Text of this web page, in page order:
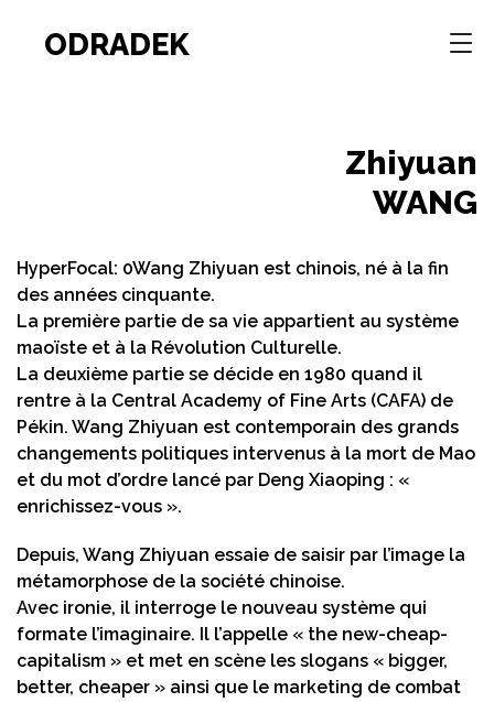
ODRADEK
Zhiyuan
WANG
HyperFocal: 0Wang Zhiyuan est chinois, né à la fin
des années cinquante.
La première partie de sa vie appartient au système
maoïste et à la Révolution Culturelle.
La deuxième partie se décide en 1980 quand il
rentre à la Central Academy of Fine Arts (CAFA) de
Pékin. Wang Zhiyuan est contemporain des grands
changements politiques intervenus à la mort de Mao
et du mot d’ordre lancé par Deng Xiaoping : «
enrichissez-vous ».
Depuis, Wang Zhiyuan essaie de saisir par l’image la
métamorphose de la société chinoise.
Avec ironie, il interroge le nouveau système qui
formate l’imaginaire. Il l’appelle « the new-cheap-
capitalism » et met en scène les slogans « bigger,
better, cheaper » ainsi que le marketing de combat